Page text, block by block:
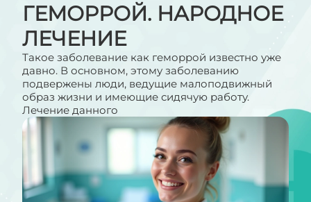
ГЕМОРРОЙ. НАРОДНОЕ
ЛЕЧЕНИЕ
Такое заболевание как геморрой известно уже
давно. В основном, этому заболеванию
подвержены люди, ведущие малоподвижный
образ жизни и имеющие сидячую работу.
Лечение данного